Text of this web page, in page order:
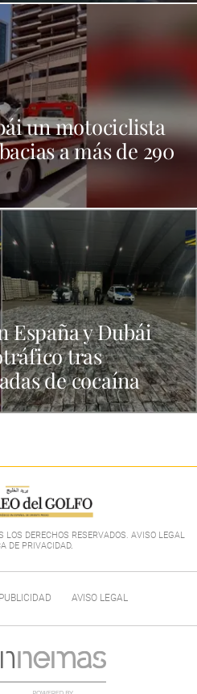
un motociclista
a más de 290
España y Dubái
tras
de cocaína
LOS DERECHOS RESERVADOS. AVISO LEGAL
DE PRIVACIDAD.
PUBLICIDAD AVISO LEGAL